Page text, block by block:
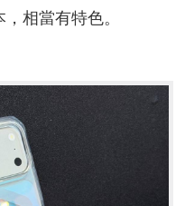
相當有特色。